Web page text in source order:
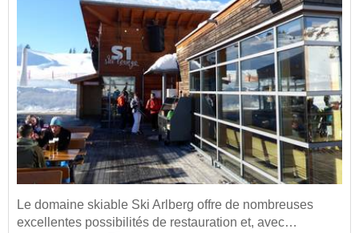
Le domaine skiable Ski Arlberg offre de nombreuses
excellentes possibilités de restauration et, avec…